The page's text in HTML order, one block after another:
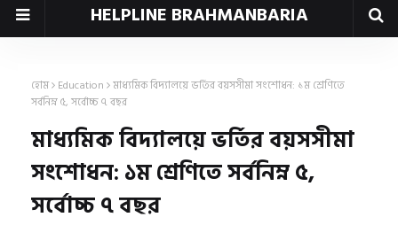
HELPLINE BRAHMANBARIA
হোম Education মাধ্যমিক বিদ্যালয়ে ভর্তির বয়সসীমা সংশোধন: ১ম শ্রেণিতে
সর্বনিম্ন ৫, সর্বোচ্চ ৭ বছর
মাধ্যমিক বিদ্যালয়ে ভর্তির বয়সসীমা
সংশোধন: ১ম শ্রেণিতে সর্বনিম্ন ৫,
সর্বোচ্চ ৭ বছর